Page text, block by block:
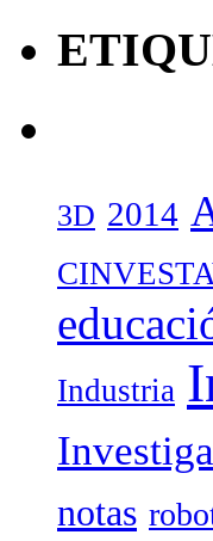
3D 2014
Industria
notas